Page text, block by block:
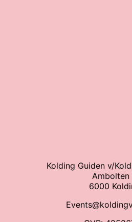
Kolding Guiden v/
Ambolten
6000